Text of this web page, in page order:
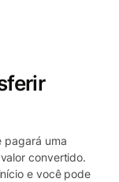
pagará uma
convertido.
e você pode